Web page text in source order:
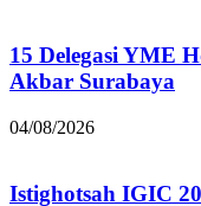
15 Delegasi YME
Akbar Surabaya
04/08/2026
Istighotsah IGIC